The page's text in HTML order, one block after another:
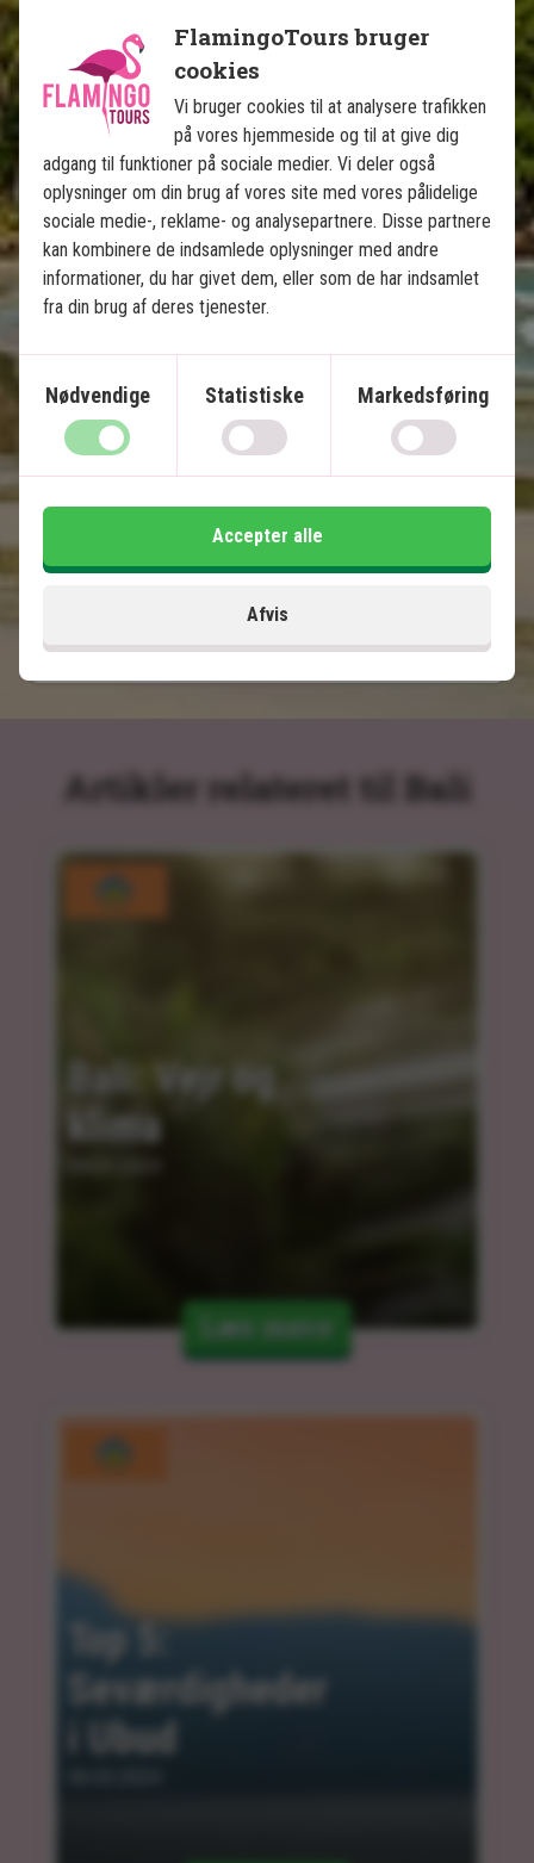
Balis højdepunkter & badeferie på
Nusa Lembongan
8 nætters rundrejse – Ubud, Lovina og Sanur
3 nætters badeferie på Nusa Lembongan
Templer, risterrasser og lavastrande
Ø-stemning, paradisstrande og snorkling
pers. fra 13.495kr.
Artikler relateret til Bali
Bali: Vejr og
klima
Læs mere
Top 5:
Seværdigheder
i Ubud
FlamingoTours bruger
cookies
Vi bruger cookies til at analysere trafikken
på vores hjemmeside og til at give dig
adgang til funktioner på sociale medier. Vi deler også
oplysninger om din brug af vores site med vores pålidelige
sociale medie-, reklame- og analysepartnere. Disse partnere
kan kombinere de indsamlede oplysninger med andre
informationer, du har givet dem, eller som de har indsamlet
fra din brug af deres tjenester.
Nødvendige Statistiske Markedsføring
Afvis
Accepter alle